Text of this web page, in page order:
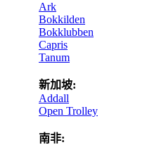
Ark
Bokkilden
Bokklubben
Capris
Tanum
新加坡:
Addall
Open Trolley
南非: